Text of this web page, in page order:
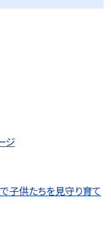
ジ
子供たちを見守り育て